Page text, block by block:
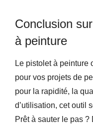
Conclusion
à peinture
Le pistolet à peinture
pour vos projets de
pour la rapidité, la
d’utilisation, cet outil
Prêt à sauter le pas